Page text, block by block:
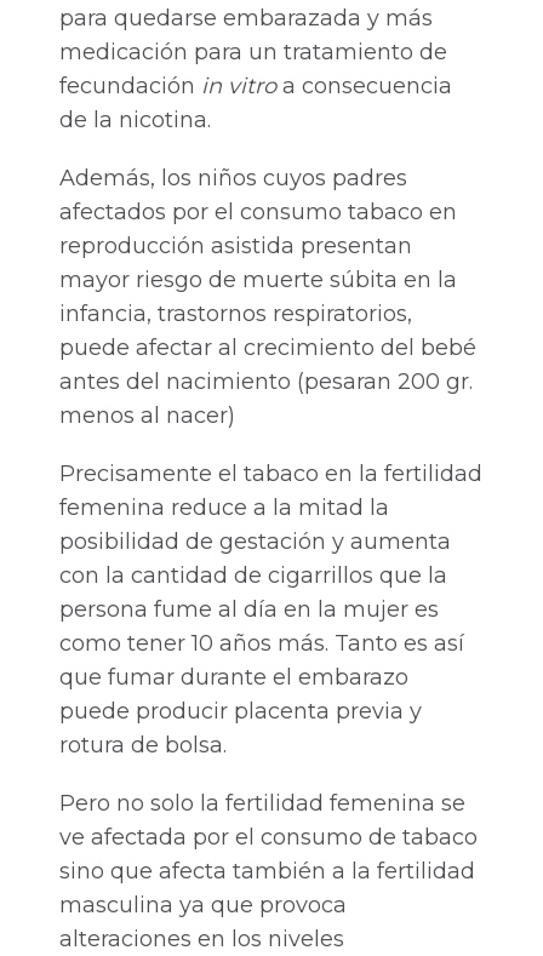
para quedarse embarazada y más
medicación para un tratamiento de
fecundación in vitroa consecuencia
de la nicotina.
Además, los niños cuyos padres
afectados por el consumo tabaco en
reproducción asistida presentan
mayor riesgo de muerte súbita en la
infancia, trastornos respiratorios,
puede afectar al crecimiento del bebé
antes del nacimiento (pesaran 200 gr.
menos al nacer)
Precisamente el tabaco en la fertilidad
femenina reduce a la mitad la
posibilidad de gestación y aumenta
con la cantidad de cigarrillos que la
persona fume al día en la mujer es
como tener 10 años más. Tanto es así
que fumar durante el embarazo
puede producir placenta previa y
rotura de bolsa.
Pero no solo la fertilidad femenina se
ve afectada por el consumo de tabaco
sino que afecta también a la fertilidad
masculina ya que provoca
alteraciones en los niveles